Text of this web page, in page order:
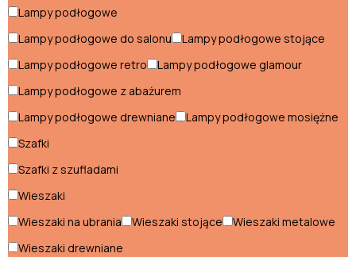
Hokery do salonu
Komody do salonu
Kredensy do salonu
Narożniki do salonu
Pufy do salonu
Lampy podłogowe
Lampy podłogowe do salonu
Lampy podłogowe stojące
Lampy podłogowe retro
Lampy podłogowe glamour
Lampy podłogowe z abażurem
Lampy podłogowe drewniane
Lampy podłogowe mosiężne
Szafki
Szafki z szufladami
Wieszaki
Wieszaki na ubrania
Wieszaki stojące
Wieszaki metalowe
Wieszaki drewniane